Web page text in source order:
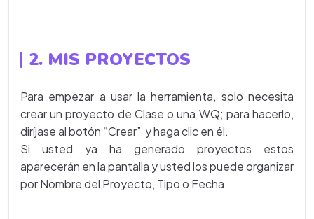
2. MIS PROYECTOS
Para empezar a usar la herramienta, solo necesita
crear un proyecto de Clase o una WQ; para hacerlo,
diríjase al botón “Crear” y haga clic en él.
Si usted ya ha generado proyectos estos
aparecerán en la pantalla y usted los puede organizar
por Nombre del Proyecto, Tipo o Fecha.